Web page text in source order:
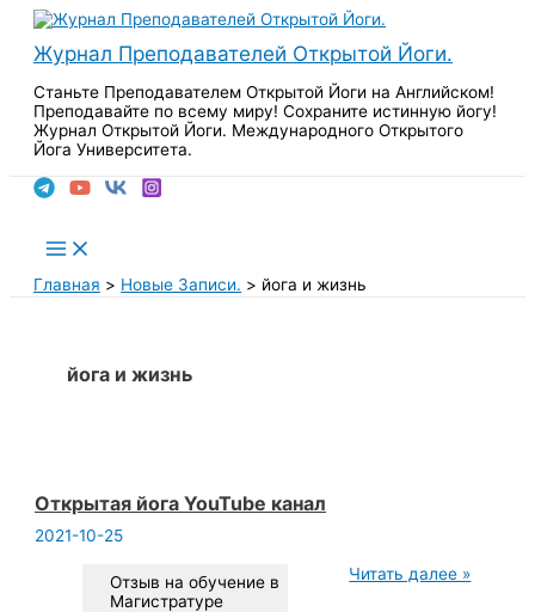
Перейти
содержимому
Журнал Преподавателей Открытой Йоги.
Станьте Преподавателем Открытой Йоги на Английском!
Преподавайте по всему миру! Сохраните истинную йогу!
Журнал Открытой Йоги. Международного Открытого
Йога Университета.
Main
Menu
Главная
Новые Записи. йога и жизнь
йога и жизнь
Открытая йога YouTube канал
2021-10-25
Отзыв на обучение в
Магистратуре
Открытая
Читать далее »